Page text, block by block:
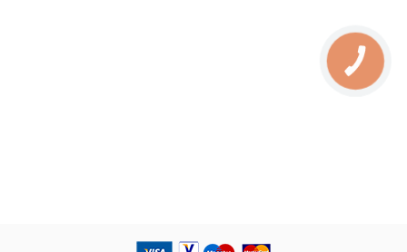
КНОПКА
ЗВ'ЯЗКУ